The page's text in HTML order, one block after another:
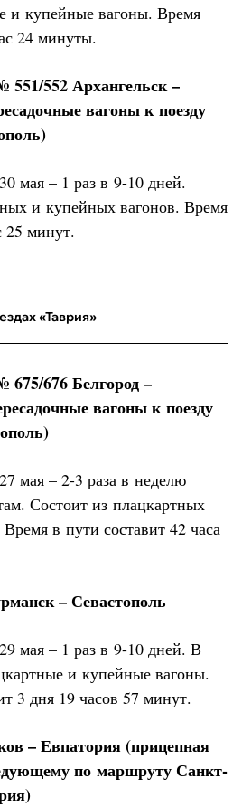
и купейные вагоны. Время
24 минуты.
552 Архангельск –
вагоны к поезду
мая – 1 раз в 9-10 дней.
и купейных вагонов. Время
минут.
«Таврия»
676 Белгород –
вагоны к поезду
мая – 2-3 раза в неделю
Состоит из плацкартных
в пути составит 42 часа
– Севастополь
мая – 1 раз в 9-10 дней. В
и купейные вагоны.
3 дня 19 часов 57 минут.
– Евпатория (прицепная
по маршруту Санкт-